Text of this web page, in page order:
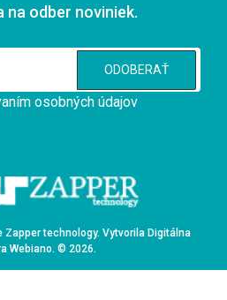
na odber noviniek.
ODOBERAŤ
osobných údajov
Zapper technology. Vytvorila Digitálna
Webiano. © 2026.